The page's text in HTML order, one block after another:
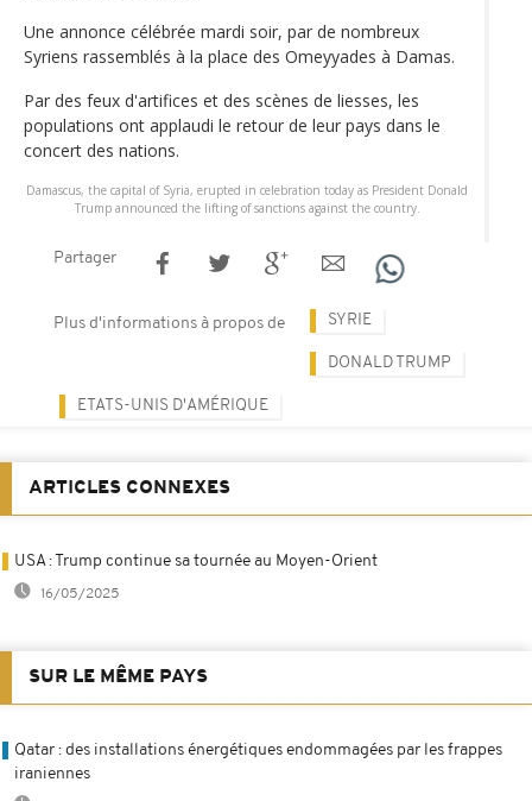
Une annonce célébrée mardi soir, par de nombreux
Syriens rassemblés à la place des Omeyyades à Damas.
Par des feux d'artifices et des scènes de liesses, les
populations ont applaudi le retour de leur pays dans le
concert des nations.
Damascus, the capital of Syria, erupted in celebration today as President Donald
Trump announced the lifting of sanctions against the country.
Partager
Plus d'informations à propos de SYRIE
DONALD TRUMP
ETATS-UNIS D'AMÉRIQUE
ARTICLES CONNEXES
USA : Trump continue sa tournée au Moyen-Orient
16/05/2025
SUR LE MÊME PAYS
Qatar : des installations énergétiques endommagées par les frappes
iraniennes